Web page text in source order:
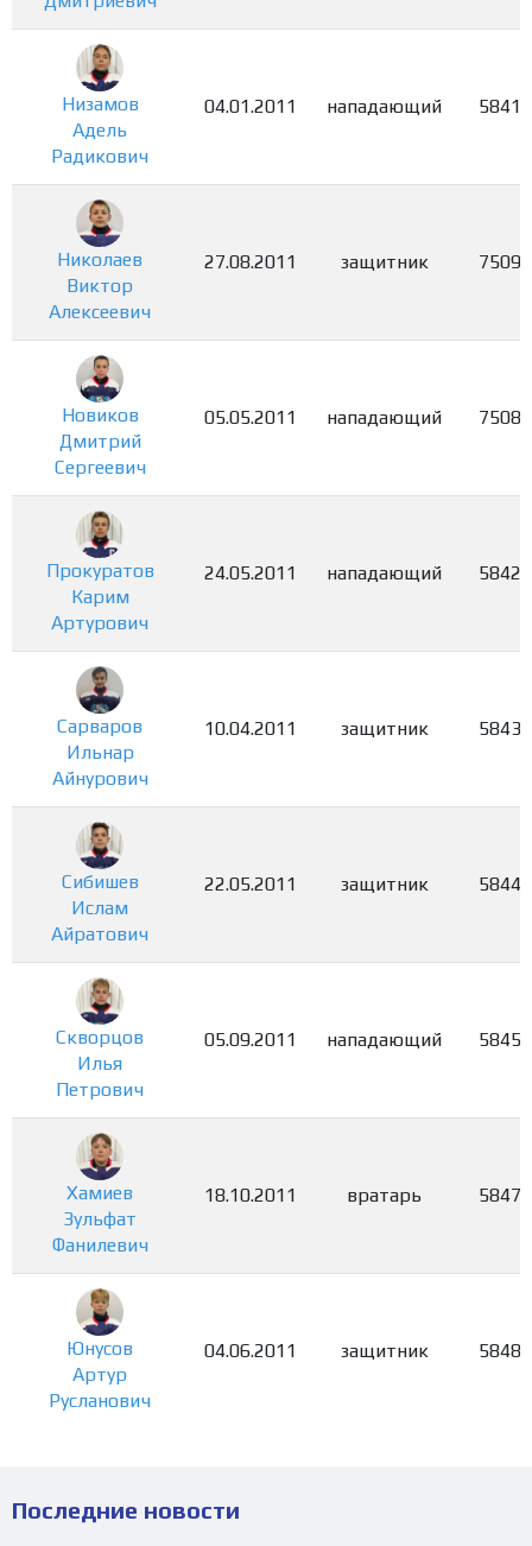
Низамов
Адель
Радикович
04.01.2011 нападающий 5841
Николаев
Виктор
Алексеевич
27.08.2011 защитник 7509
Новиков
Дмитрий
Сергеевич
05.05.2011 нападающий 7508
Прокуратов
Карим
Артурович
24.05.2011 нападающий 5842
Сарваров
Ильнар
Айнурович
10.04.2011 защитник 5843
Сибишев
Ислам
Айратович
22.05.2011 защитник 5844
Скворцов
Илья
Петрович
05.09.2011 нападающий 5845
Хамиев
Зульфат
Фанилевич
18.10.2011 вратарь 5847
Юнусов
Артур
Русланович
04.06.2011 защитник 5848
Последние новости